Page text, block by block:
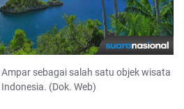
sebagai salah satu objek wisata
(Dok. Web)